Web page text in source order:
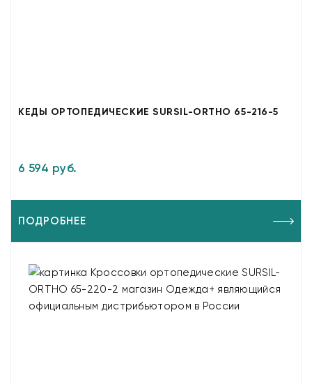
КЕДЫ ОРТОПЕДИЧЕСКИЕ SURSIL-ORTHO 65-216-5
6 594 руб.
ПОДРОБНЕЕ